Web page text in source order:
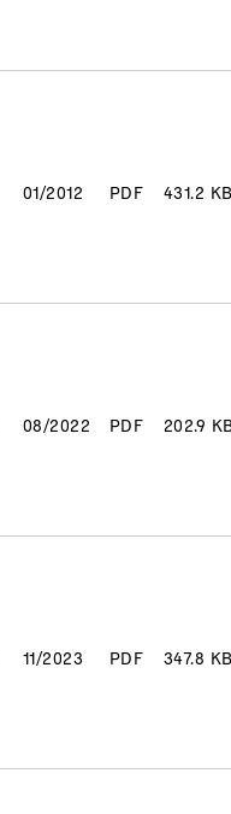
01/2012 PDF 431.2
08/2022 PDF 202.9
11/2023 PDF 347.8